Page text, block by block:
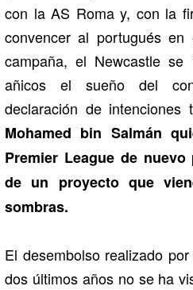
con la AS Roma y, con la
convencer al portugués
campaña, el Newcastle
añicos el sueño del
declaración de intenciones
Mohamed bin Salmán
Premier League de
de un proyecto que
sombras.
El desembolso realizado
dos últimos años no se ha